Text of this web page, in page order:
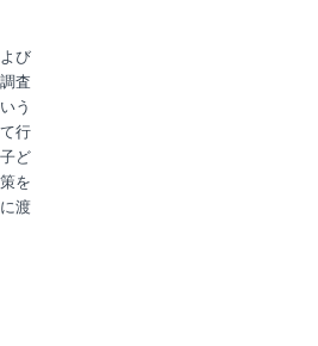
び
査
う
行
ど
を
渡